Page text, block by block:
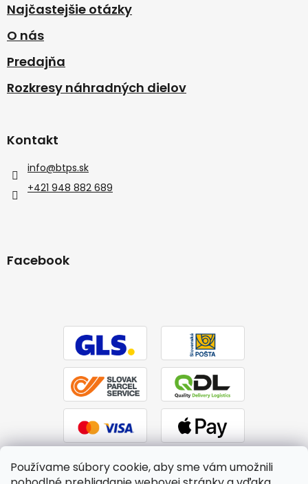
Používame súbory cookie, aby sme vám umožnili
Najčastejšie otázky
O nás
Predajňa
Rozkresy náhradných dielov
Kontakt
info@btps.sk
+421 948 882 689
Facebook